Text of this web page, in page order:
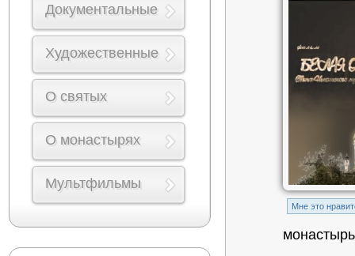
Mне это
Документальные
Художественные
О святых
О монастырях
Мультфильмы